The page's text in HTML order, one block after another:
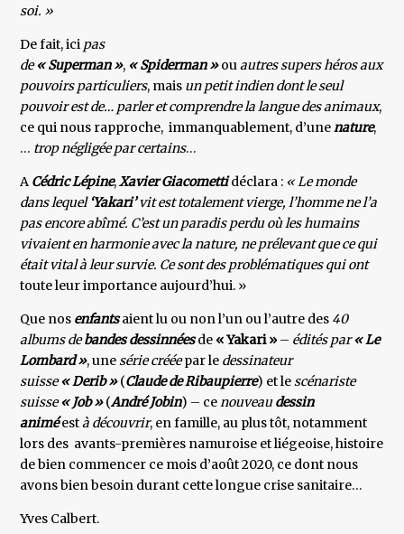
soi. »
De fait, ici pas
de« Superman », « Spiderman »ouautres supers héros aux
pouvoirs particuliers, mais un petit indien dont le seul
pouvoir est de… parler et comprendre la langue des animaux,
ce qui nous rapproche, immanquablement, d’unenature,
… trop négligée par certains…
A Cédric Lépine,Xavier Giacomettidéclara : « Le monde
dans lequel ‘Yakari’vit est totalement vierge, l’homme ne l’a
pas encore abîmé. C’est un paradis perdu où les humains
vivaient en harmonie avec la nature, ne prélevant que ce qui
était vital à leur survie. Ce sont des problématiques qui ont
toute leur importance aujourd’hui. »
Que nos enfantsaient lu ou non l’un ou l’autre des 40
albums debandes dessinnéesde « Yakari » – édités par « Le
Lombard », unesérie crééepar le dessinateur
suisse« Derib »(Claude de Ribaupierre) et lescénariste
suisse« Job »(André Jobin) – cenouveaudessin
animéestà découvrir, en famille, au plus tôt, notamment
lors des avants-premières namuroise et liégeoise, histoire
de bien commencer ce mois d’août 2020, ce dont nous
avons bien besoin durant cette longue crise sanitaire…
Yves Calbert.